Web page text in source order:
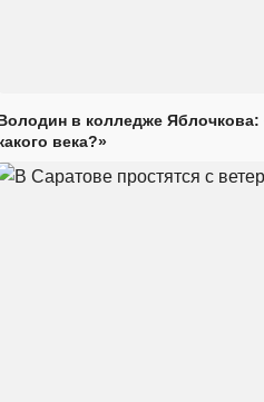
в колледже Яблочкова:
века?»